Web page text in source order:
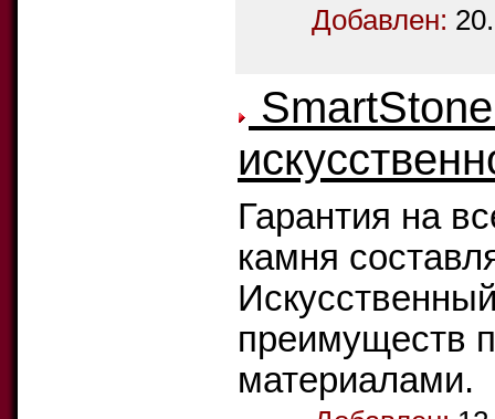
Добавлен:
Гарантия на
камня
преимуществ
материалами.